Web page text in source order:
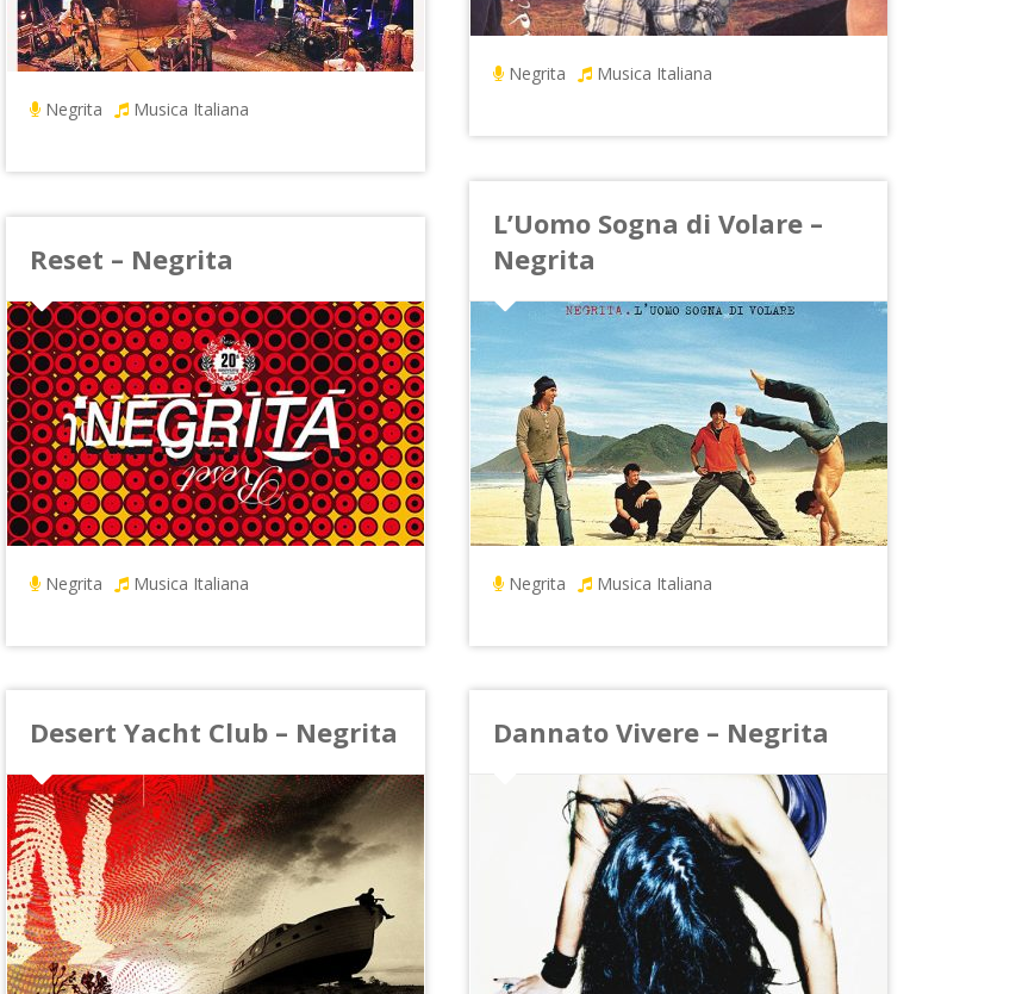
Negrita Musica Italiana
Negrita Musica Italiana
L’Uomo Sogna di Volare –
Negrita
Negrita Musica Italiana
Reset – Negrita
Negrita Musica Italiana
Desert Yacht Club – Negrita Dannato Vivere – Negrita